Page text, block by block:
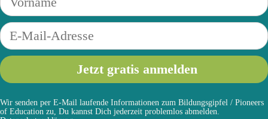
Wir senden per E-Mail laufende Informationen zum Bildungsgipfel / Pioneers
of Education zu, Du kannst Dich jederzeit problemlos abmelden.